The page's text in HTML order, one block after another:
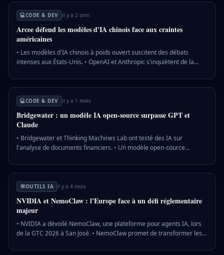
concurrents open source en mathématiques et programmation. 💡
Pourquoi c'est important : DeepSeek pourrait redéfinir l'équilibre des
suprématie des géants américains.
💻CODE & DEV il y a 2 sem.
Arcee défend les modèles d'IA chinois face aux craintes
américaines
• Les modèles d'IA chinois à poids ouvert suscitent des débats
intenses aux États-Unis. • OpenAI et Anthropic s'inquiètent de la
d'Arcee affirme que ces modèles ne sont pas plus dangereux que
d'autres logiciels open source. 💡 Pourquoi c'est important : La
discussion sur les modèles chinois soulève des questions sur la
💻CODE & DEV il y a 1 mois
Bridgewater : un modèle IA open-source surpasse GPT et
Claude
• Bridgewater et Thinking Machines Lab ont testé des IA sur
l'analyse de documents financiers. • Un modèle open-source
résultats montrent que les IA propriétaires ne dominent pas
toujours les tâches spécialisées. 💡 Pourquoi c'est important : Cela
pourrait influencer les choix technologiques des entreprises en
🛠️OUTILS IA il y a 4 mois
NVIDIA et NemoClaw : l'Europe face à un défi réglementaire
majeur
• NVIDIA a dévoilé NemoClaw, une plateforme pour agents IA, lors
de la GTC 2026 à San José. • NemoClaw promet de transformer les
En Europe, des défis réglementaires se posent, notamment avec le